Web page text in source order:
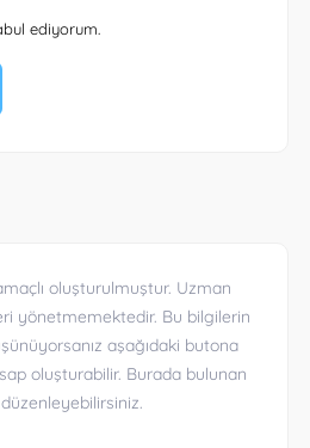
ediyorum.
oluşturulmuştur. Uzman
yönetmemektedir. Bu bilgilerin
aşağıdaki butona
oluşturabilir. Burada bulunan